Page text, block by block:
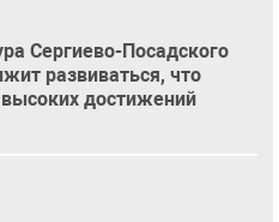
Сергиево-Посадского
развиваться, что
достижений